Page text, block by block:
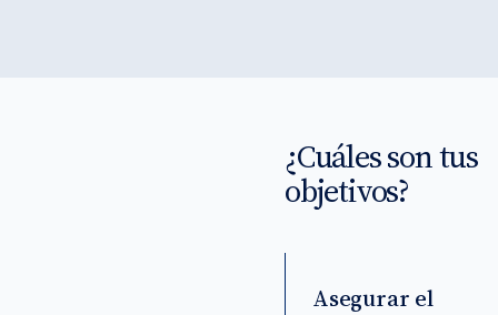
¿Cuáles son tus
objetivos?
Asegurar el